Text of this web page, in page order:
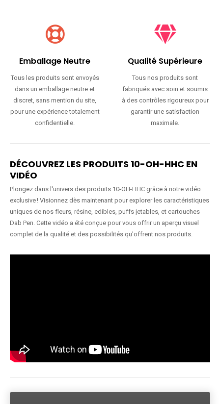
Emballage Neutre
Tous les produits sont envoyés
dans un emballage neutre et
discret, sans mention du site,
pour une expérience totalement
confidentielle.
Qualité Supérieure
Tous nos produits sont
fabriqués avec soin et soumis
à des contrôles rigoureux pour
garantir une satisfaction
maximale.
DÉCOUVREZ LES PRODUITS 10-OH-HHC EN
VIDÉO
Plongez dans l'univers des produits 10-OH-HHC grâce à notre vidéo
exclusive ! Visionnez dès maintenant pour explorer les caractéristiques
uniques de nos fleurs, résine, edibles, puffs jetables, et cartouches
Dab Pen. Cette vidéo a été conçue pour vous offrir un aperçu visuel
complet de la qualité et des possibilités qu'offrent nos produits.